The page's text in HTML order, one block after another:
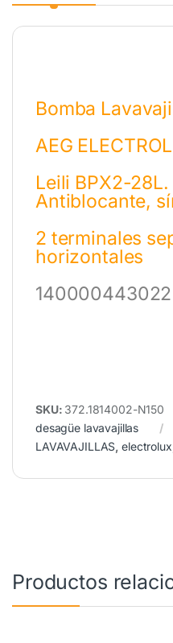
Bomba
AEG
Leili BPX2-28L.
Antiblocante,
2 terminales
horizontales
140000443022
SKU: 372.1814002-N150
desagüe lavavajillas
LAVAVAJILLAS,electrolux
Productos